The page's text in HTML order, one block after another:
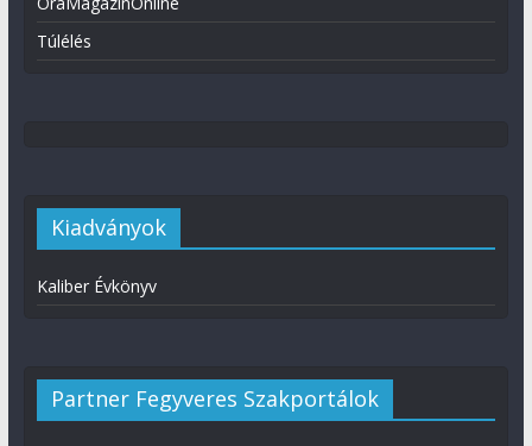
Túlélés
Kiadványok
Kaliber Évkönyv
Partner Fegyveres Szakportálok